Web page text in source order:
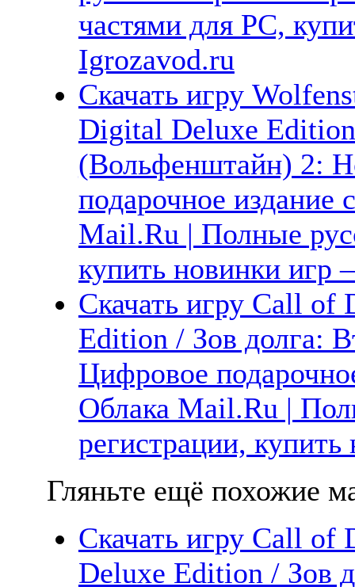
частями для PC,
Igrozavod.ru
Скачать игру
Digital Deluxe
(Вольфенштайн) 2:
подарочное издание
Mail.Ru | Полные
купить новинки
Скачать игру Call
Edition / Зов долга:
Цифровое
Облака Mail.Ru |
регистрации,
Гляньте ещё похожие
Скачать игру Call
Deluxe Edition / Зов